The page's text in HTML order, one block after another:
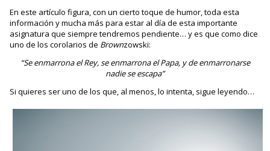
En este artículo figura, con un cierto toque de humor, toda esta
información y mucha más para estar al día de esta importante
asignatura que siempre tendremos pendiente… y es que como dice
uno de los corolarios de Brownzowski:
“Se enmarrona el Rey, se enmarrona el Papa, y de enmarronarse
nadie se escapa”
Si quieres ser uno de los que, al menos, lo intenta, sigue leyendo…